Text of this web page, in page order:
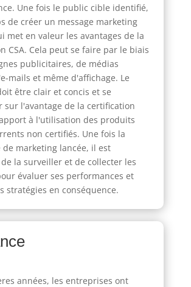
Une fois le public cible identifié,
de créer un message marketing
met en valeur les avantages de la
CSA. Cela peut se faire par le biais
publicitaires, de médias
mails et même d'affichage. Le
être clair et concis et se
sur l'avantage de la certification
à l'utilisation des produits
non certifiés. Une fois la
de marketing lancée, il est
la surveiller et de collecter les
évaluer ses performances et
stratégies en conséquence.
années, les entreprises ont